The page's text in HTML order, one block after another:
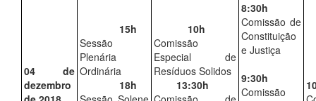
04 de
dezembro
15h
Sessão
Plenária
Ordinária
18h
10h
Comissão
Especial de
Resíduos Solidos
13:30h
8:30h
Comissão de
Constituição
e Justiça
9:30h
Comissão